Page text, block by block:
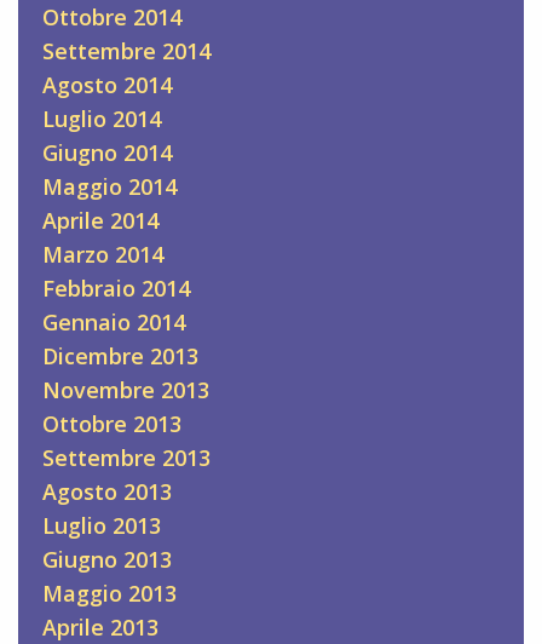
Ottobre 2014
Settembre 2014
Agosto 2014
Luglio 2014
Giugno 2014
Maggio 2014
Aprile 2014
Marzo 2014
Febbraio 2014
Gennaio 2014
Dicembre 2013
Novembre 2013
Ottobre 2013
Settembre 2013
Agosto 2013
Luglio 2013
Giugno 2013
Maggio 2013
Aprile 2013